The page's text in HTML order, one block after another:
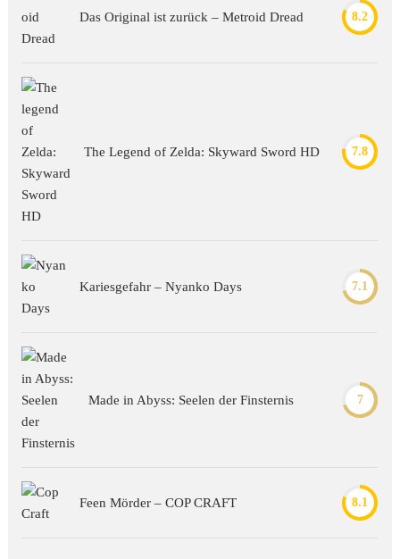
Das Original ist zurück – Metroid Dread 8.2
The Legend of Zelda: Skyward Sword HD 7.8
Kariesgefahr – Nyanko Days 7.1
Made in Abyss: Seelen der Finsternis 7
Feen Mörder – COP CRAFT 8.1